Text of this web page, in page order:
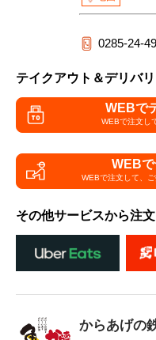
0285-24-
テイクアウト＆デリバ
WEBで
WEBで注文し
WEB
WEBで注文して、
その他サービスから注文
からあげの